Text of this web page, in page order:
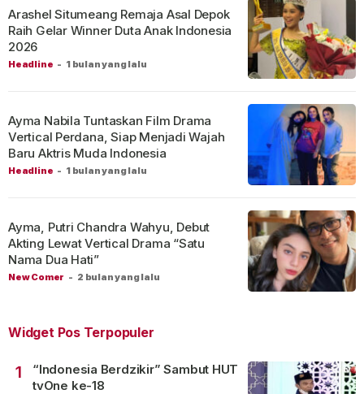
Headline - 1 bulan yang lalu
Arashel Situmeang Remaja Asal Depok
Raih Gelar Winner Duta Anak Indonesia
2026
Headline - 1 bulan yang lalu
Ayma Nabila Tuntaskan Film Drama
Vertical Perdana, Siap Menjadi Wajah
Baru Aktris Muda Indonesia
New Comer - 2 bulan yang lalu
Ayma, Putri Chandra Wahyu, Debut
Akting Lewat Vertical Drama “Satu
Nama Dua Hati”
Widget Pos Terpopuler
1
“Indonesia Berdzikir” Sambut HUT
tvOne ke-18